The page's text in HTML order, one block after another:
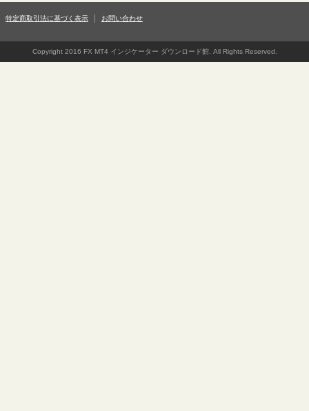
特定商取引法に基づく表示 お問い合わせ
Copyright 2016 FX MT4 インジケーター ダウンロード館. All Rights Reserved.